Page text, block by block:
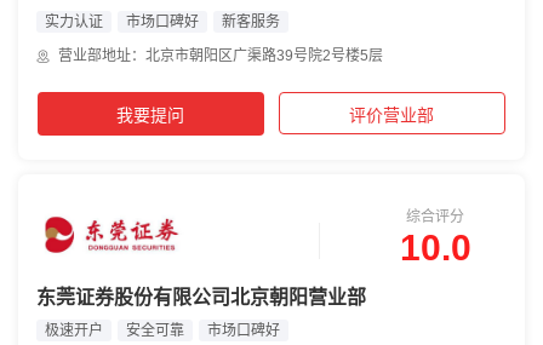
实力认证 市场口碑好
新客服务
营业部地址：北京市朝阳区广渠路39号院2号楼5层
我要提问 评价营业部
综合评分
10.0
东莞证券股份有限公司北京朝阳营业部
极速开户 安全可靠
市场口碑好